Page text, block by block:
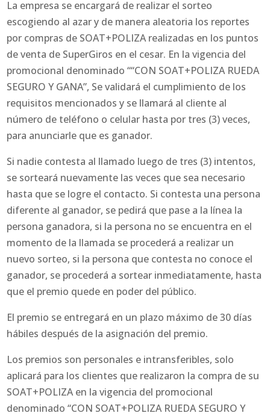
La empresa se encargará de realizar el sorteo
escogiendo al azar y de manera aleatoria los reportes
por compras de SOAT+POLIZA realizadas en los puntos
de venta de SuperGiros en el cesar. En la vigencia del
promocional denominado ““CON SOAT+POLIZA RUEDA
SEGURO Y GANA”, Se validará el cumplimiento de los
requisitos mencionados y se llamará al cliente al
número de teléfono o celular hasta por tres (3) veces,
para anunciarle que es ganador.
Si nadie contesta al llamado luego de tres (3) intentos,
se sorteará nuevamente las veces que sea necesario
hasta que se logre el contacto. Si contesta una persona
diferente al ganador, se pedirá que pase a la línea la
persona ganadora, si la persona no se encuentra en el
momento de la llamada se procederá a realizar un
nuevo sorteo, si la persona que contesta no conoce el
ganador, se procederá a sortear inmediatamente, hasta
que el premio quede en poder del público.
El premio se entregará en un plazo máximo de 30 días
hábiles después de la asignación del premio.
Los premios son personales e intransferibles, solo
aplicará para los clientes que realizaron la compra de su
SOAT+POLIZA en la vigencia del promocional
denominado “CON SOAT+POLIZA RUEDA SEGURO Y